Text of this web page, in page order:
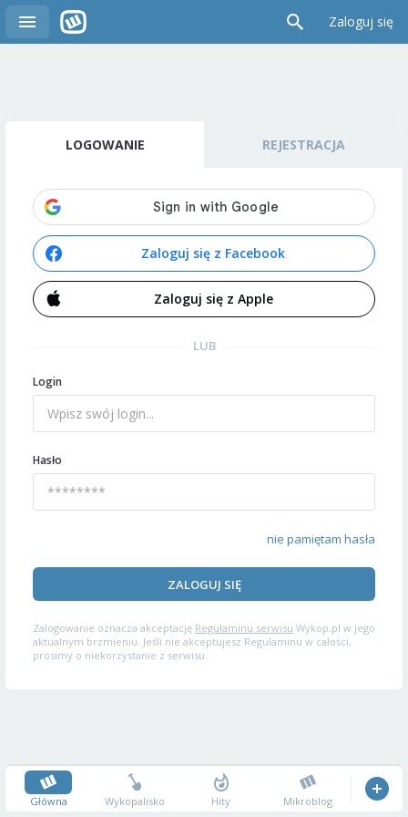
Zaloguj się
LOGOWANIE REJESTRACJA
Zaloguj się z Facebook
Zaloguj się z Apple
LUB
Login
Hasło
nie pamiętam hasła
ZALOGUJ SIĘ
Zalogowanie oznacza akceptację Regulaminu serwisu Wykop.pl w jego
aktualnym brzmieniu. Jeśli nie akceptujesz Regulaminu w całości,
prosimy o niekorzystanie z serwisu.
Główna Wykopalisko Hity Mikroblog